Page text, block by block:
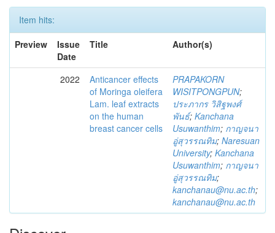
Item hits:
Preview
Issue
Date
Title Author(s)
2022
Anticancer effects
of Moringa oleifera
Lam. leaf extracts
on the human
breast cancer cells
PRAPAKORN
WISITPONGPUN;
ประภากร วิสิฐพงศ์
พันธ์; Kanchana
Usuwanthim; กาญจนา
อู่สุวรรณทิม; Naresuan
University; Kanchana
Usuwanthim; กาญจนา
อู่สุวรรณทิม;
kanchanau@nu.ac.th;
kanchanau@nu.ac.th